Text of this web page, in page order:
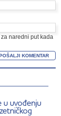
naredni put kada
u uvođenju